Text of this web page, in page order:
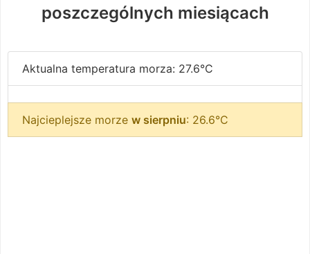
poszczególnych miesiącach
Aktualna temperatura morza: 27.6°C
Najcieplejsze morze w sierpniu: 26.6°C